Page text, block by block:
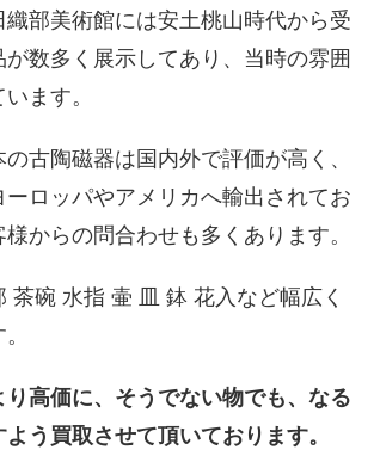
部美術館には安土桃山時代から受
数多く展示してあり、当時の雰囲
ます。
古陶磁器は国内外で評価が高く、
ロッパやアメリカへ輸出されてお
からの問合わせも多くあります。
茶碗 水指 壷 皿 鉢 花入など幅広く
高価に、そうでない物でも、なる
う買取させて頂いております。